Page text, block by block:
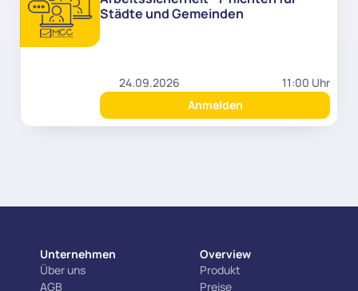
Städte und Gemeinden
24.09.2026
11:00 Uhr
Anmelden
Unternehmen
Über uns
AGB
Overview
Produkt
Preise